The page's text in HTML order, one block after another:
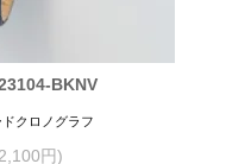
BKNV
クロノグラフ
円)